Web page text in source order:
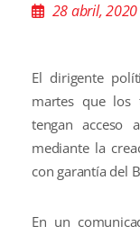
28 abril,
El dirigente
martes que los
tengan acceso
mediante la
con garantía del
En un